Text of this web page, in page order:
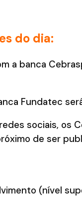
do dia:
a banca
Fundatec
sociais, os
de ser
(nível